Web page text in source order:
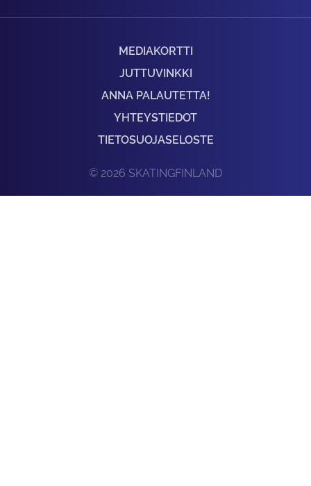
MEDIAKORTTI
JUTTUVINKKI
ANNA PALAUTETTA!
YHTEYSTIEDOT
TIETOSUOJASELOSTE
© 2026 SKATINGFINLAND